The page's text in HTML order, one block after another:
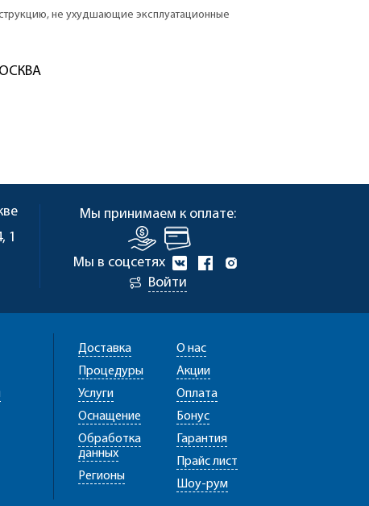
не ухудшающие эксплуатационные
1
Мы принимаем к оплате:
Мы в соцсетях
Войти
Доставка
Процедуры
Услуги
Оснащение
Обработка
данных
Регионы
О нас
Акции
Оплата
Бонус
Гарантия
Прайс лист
Шоу-рум